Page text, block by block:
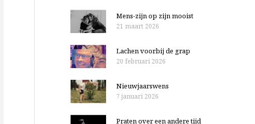
Mens-zijn op zijn mooist
21 maart 2026
Lachen voorbij de grap
20 februari 2026
Nieuwjaarswens
7 januari 2026
Praten over een andere tijd